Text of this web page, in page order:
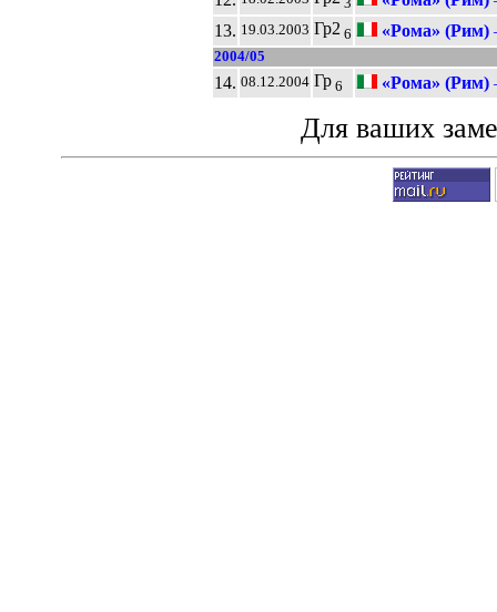
13. 19.03.2003 Гр26 «Рома» (Рим)
2004/05
14. 08.12.2004 Гр6 «Рома» (Рим)
Для ваших